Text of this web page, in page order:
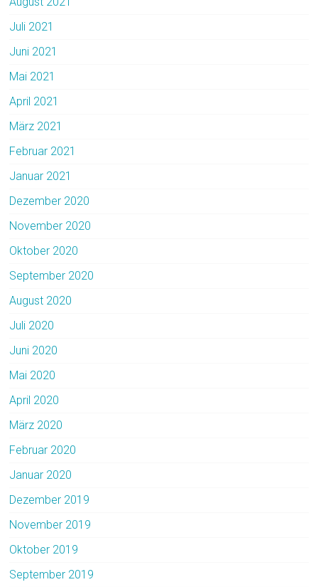
Juli 2021
Juni 2021
Mai 2021
April 2021
März 2021
Februar 2021
Januar 2021
Dezember 2020
November 2020
Oktober 2020
September 2020
August 2020
Juli 2020
Juni 2020
Mai 2020
April 2020
März 2020
Februar 2020
Januar 2020
Dezember 2019
November 2019
Oktober 2019
September 2019